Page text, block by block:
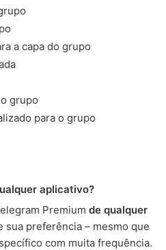
a capa do grupo
grupo
para o grupo
aplicativo?
Premium de qualquer
sua preferência – mesmo que
com muita frequência.